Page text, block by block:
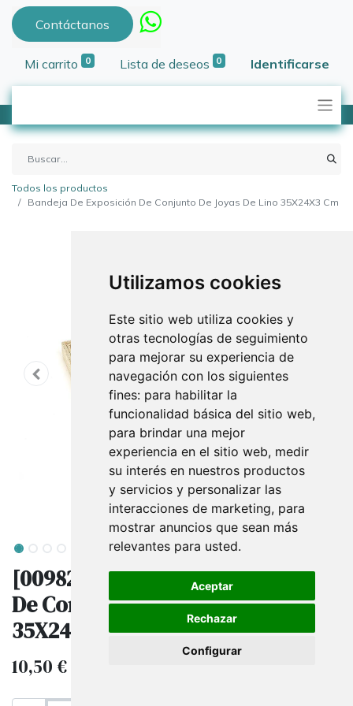
Utilizamos cookies
Este sitio web utiliza cookies y
otras tecnologías de seguimiento
para mejorar su experiencia de
navegación con los siguientes
fines: para habilitar la
funcionalidad básica del sitio web,
para brindar una mejor
experiencia en el sitio web, medir
su interés en nuestros productos
y servicios y personalizar las
interacciones de marketing, para
mostrar anuncios que sean más
relevantes para usted.
Aceptar
Rechazar
Configurar
Contáctanos
Mi carrito 0 Lista de deseos 0 Identificarse
Todos los productos
Bandeja De Exposición De Conjunto De Joyas De Lino 35X24X3 Cm
[009827] Bandeja De Exposición
De Conjunto De Joyas De Lino
35X24X3 Cm
10,50€